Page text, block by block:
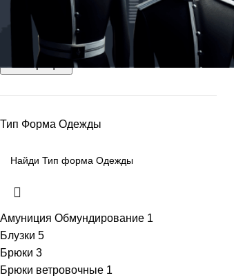
Фильтрация
Тип Форма Одежды
Амуниция Обмундирование 1
Блузки 5
Брюки 3
Брюки ветровочные 1